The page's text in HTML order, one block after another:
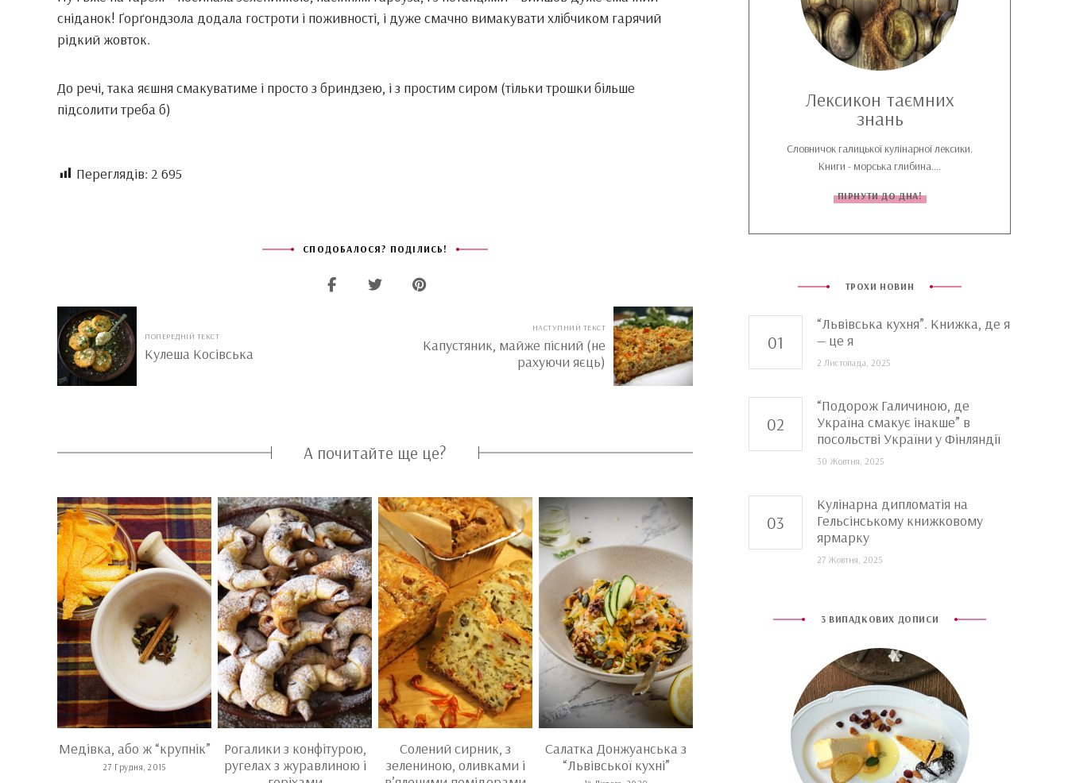
сніданок! Ґорґондзола додала гостроти і поживності, і дуже смачно вимакувати хлібчиком гарячий
рідкий жовток.
До речі, така яєшня смакуватиме і просто з бриндзею, і з простим сиром (тільки трошки більше
підсолити треба б)
Переглядів: 2 695
СПОДОБАЛОСЯ? ПОДІЛИСЬ!
ПОПЕРЕДНІЙ ТЕКСТ
Кулеша Косівська
НАСТУПНИЙ ТЕКСТ
Капустяник, майже пісний (не
рахуючи яєць)
А почитайте ще це?
Медівка, або ж “крупнік”
27 Грудня, 2015
Рогалики з конфітурою,
ругелах з журавлиною і
Солений сирник, з
зелениною, оливками і
Салатка Донжуанська з
“Львівської кухні”
Яблуковий пляцок з
цільнозернової муки
Пляцок зі сливками “250”
18 Серпня, 2020
Лексикон таємних
знань
Словничок галицької кулінарної лексики.
Книги - морська глибина....
ПІРНУТИ ДО ДНА!
ТРОХИ НОВИН
“Львівська кухня”. Книжка, де я
— це я
2 Листопада, 2025
“Подорож Галичиною, де
Україна смакує інакше” в
посольстві України у Фінляндії
30 Жовтня, 2025
Кулінарна дипломатія на
Гельсінському книжковому
ярмарку
27 Жовтня, 2025
3 ВИПАДКОВИХ ДОПИСИ